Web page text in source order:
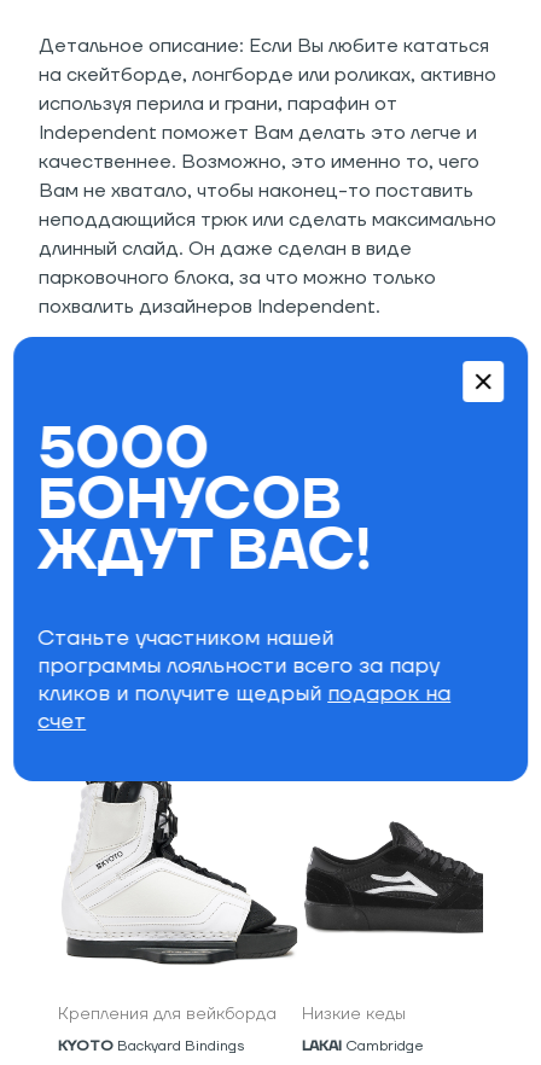
Детальное описание: Если Вы любите кататься
на скейтборде, лонгборде или роликах, активно
используя перила и грани, парафин от
Independent поможет Вам делать это легче и
качественнее. Возможно, это именно то, чего
Вам не хватало, чтобы наконец-то поставить
неподдающийся трюк или сделать максимально
длинный слайд. Он даже сделан в виде
парковочного блока, за что можно только
похвалить дизайнеров Independent.
Длина: 16,5 см
Материал: 100% биоразлагаемый
углеводородный воск.
Параметры фильтра
Бренд
Специально для вас
Крепления для вейкборда
KYOTO Backyard Bindings
Низкие кеды
LAKAI Cambridge
5000
БОНУСОВ
ЖДУТ ВАС!
Станьте участником нашей
программы лояльности всего за пару
кликов и получите щедрый подарок на
счет